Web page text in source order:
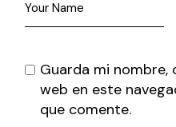
Guarda mi
web en este
que comente.